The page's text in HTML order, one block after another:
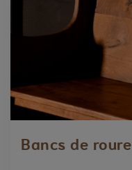
Bancs de roure